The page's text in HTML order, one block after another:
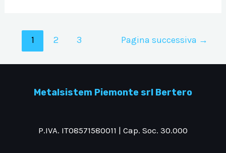
senza
cambiare
Paginazione
degli
1 2 3 Pagina successiva →
Metalsistem Piemonte srl Bertero
P.IVA. IT08571580011 | Cap. Soc. 30.000